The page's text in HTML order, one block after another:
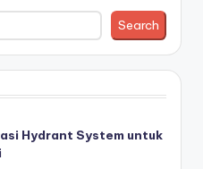
Search
Hydrant System untuk